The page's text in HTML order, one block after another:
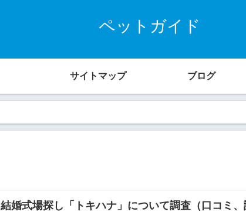
ペットガイド
サイトマップ ブログ
結婚式場探し「トキハナ」について調査（口コミ、